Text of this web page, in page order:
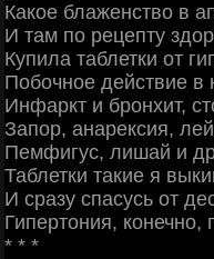
Какое блаженство в
И там по рецепту
Купила таблетки от
Побочное действие в
Инфаркт и бронхит,
Запор, анарексия,
Пемфигус, лишай и
Таблетки такие я
И сразу спасусь от
Гипертония, конечно,
* * *